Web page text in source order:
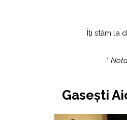
Îți stăm la
*
Gasești